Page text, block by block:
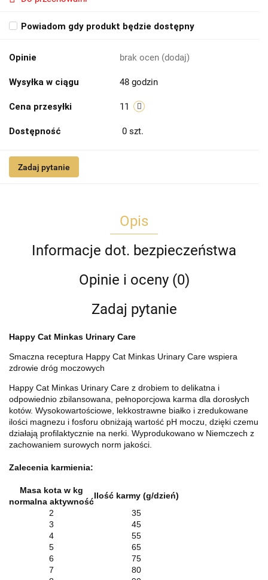
Powiadom gdy produkt będzie dostępny
Opinie brak ocen (dodaj)
Wysyłka w ciągu 48 godzin
Cena przesyłki 11
Dostępność 0 szt.
Zadaj pytanie
Opis
Informacje dot. bezpieczeństwa
Opinie i oceny (0)
Zadaj pytanie
Happy Cat Minkas Urinary Care
Smaczna receptura Happy Cat Minkas Urinary Care wspiera
zdrowie dróg moczowych
Happy Cat Minkas Urinary Care z drobiem to delikatna i
odpowiednio zbilansowana, pełnoporcjowa karma dla dorosłych
kotów. Wysokowartościowe, lekkostrawne białko i zredukowane
ilości magnezu i fosforu obniżają wartość pH moczu, dzięki czemu
działają profilaktycznie na nerki. Wyprodukowano w Niemczech z
zachowaniem surowych norm jakości.
Zalecenia karmienia:
Masa kota w kg
normalna aktywność
Ilość karmy (g/dzień)
2
35
3
45
4
55
5
65
6
75
7
80